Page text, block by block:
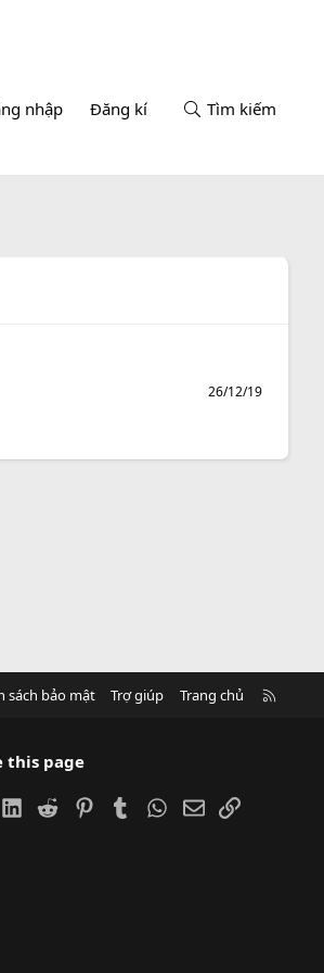
nhập Đăng kí Tìm kiếm
26/12/19
sách bảo mật Trợ giúp Trang chủ
this page
LinkedIn
Reddit PinterestTumblrWhatsApp
EmailLink